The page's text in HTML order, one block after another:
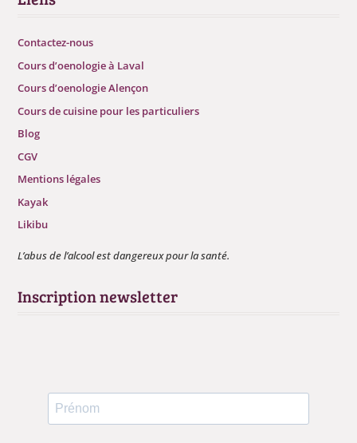
Contactez-nous
Cours d’oenologie à Laval
Cours d’oenologie Alençon
Cours de cuisine pour les particuliers
Blog
CGV
Mentions légales
Kayak
Likibu
L’abus de l’alcool est dangereux pour la santé.
Inscription newsletter